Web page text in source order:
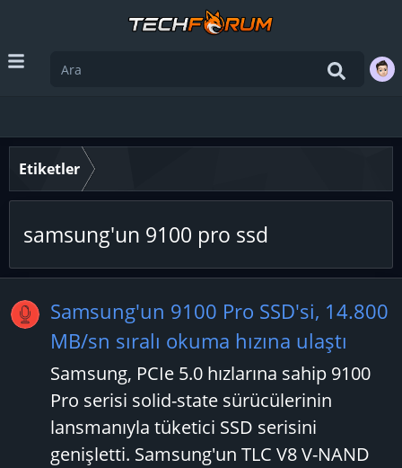
Etiketler
samsung'un 9100 pro ssd
Samsung'un 9100 Pro SSD'si, 14.800
MB/sn sıralı okuma hızına ulaştı
Samsung, PCIe 5.0 hızlarına sahip 9100
Pro serisi solid-state sürücülerinin
lansmanıyla tüketici SSD serisini
genişletti. Samsung'un TLC V8 V-NAND